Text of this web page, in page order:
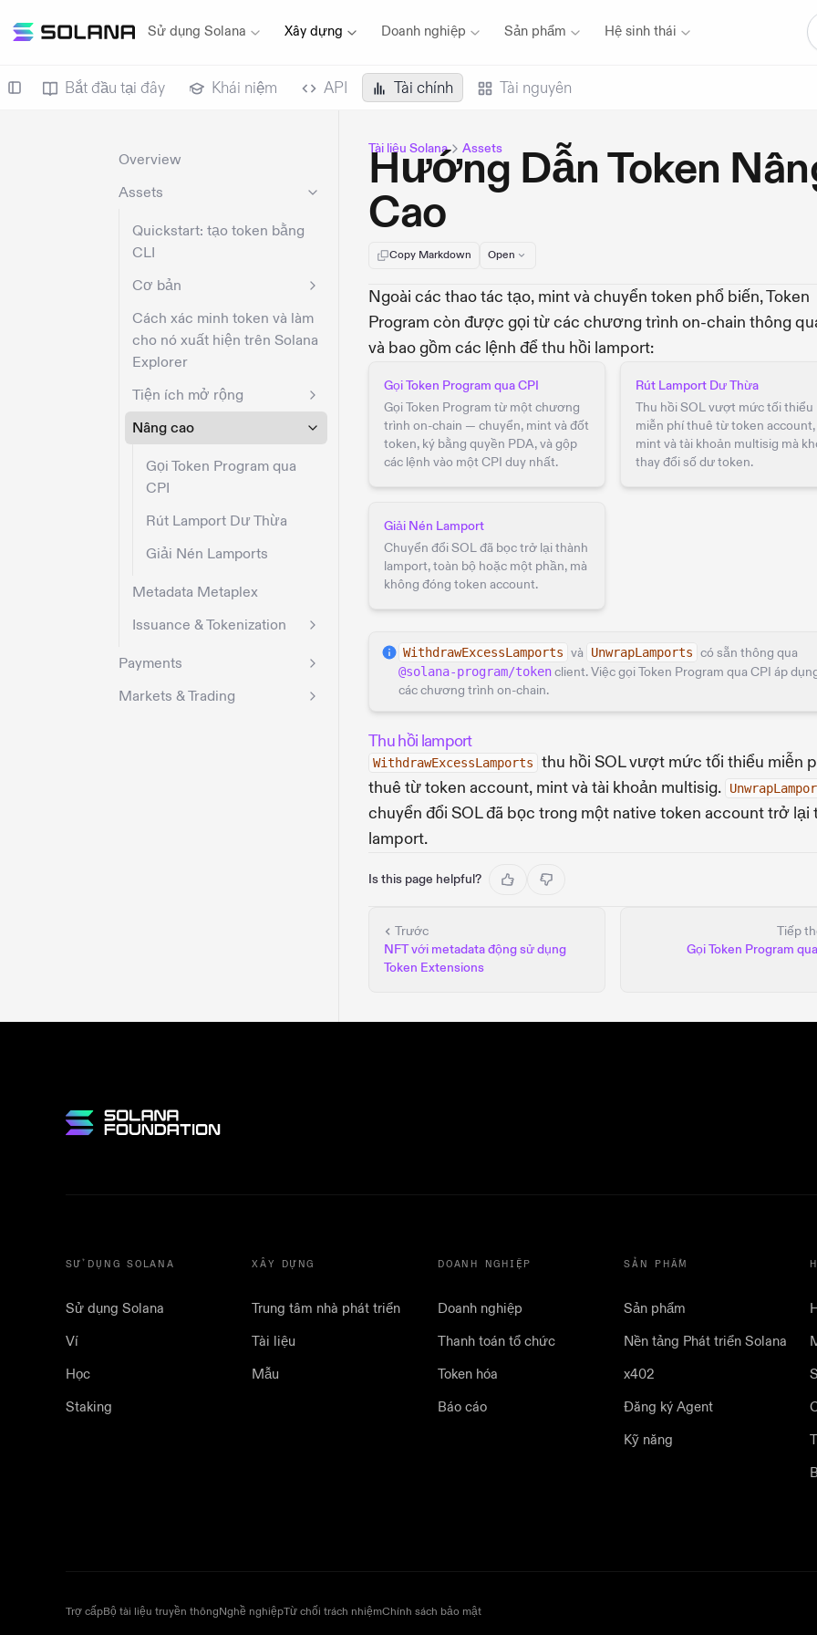
Sử dụng Solana Xây dựng Doanh nghiệp Sản phẩm Hệ sinh thái
Bắt đầu tại đây Khái niệm API Tài chính Tài nguyên
Overview
Assets
Quickstart: tạo token bằng
CLI
Cơ bản
Cách xác minh token và làm
cho nó xuất hiện trên Solana
Explorer
Tiện ích mở rộng
Nâng cao
Gọi Token Program qua
CPI
Rút Lamport Dư Thừa
Giải Nén Lamports
Metadata Metaplex
Issuance & Tokenization
Payments
Markets & Trading
Tài liệu Solana Assets
Hướng Dẫn Token
Cao
Copy Markdown Open
Ngoài các thao tác tạo, mint và chuyển token phổ biến, Token
Program còn được gọi từ các chương trình on-chain thông
và bao gồm các lệnh để thu hồi lamport:
Gọi Token Program qua CPI
Gọi Token Program từ một chương
trình on-chain — chuyển, mint và đốt
token, ký bằng quyền PDA, và gộp
các lệnh vào một CPI duy nhất.
Rút Lamport Dư Thừa
Thu hồi SOL vượt mức tối thiểu
miễn phí thuê từ token account,
mint và tài khoản multisig mà
thay đổi số dư token.
Giải Nén Lamport
Chuyển đổi SOL đã bọc trở lại thành
lamport, toàn bộ hoặc một phần, mà
không đóng token account.
WithdrawExcessLamports và UnwrapLamports có sẵn thông qua
@solana-program/tokenclient. Việc gọi Token Program qua CPI áp
các chương trình on-chain.
Thu hồi lamport
WithdrawExcessLamports
thu hồi SOL vượt mức tối thiểu miễn
thuê từ token account, mint và tài khoản multisig.
chuyển đổi SOL đã bọc trong một native token account trở lại
lamport.
Is this page helpful?
Trước
NFT với metadata động sử dụng
Token Extensions
Tiếp
Gọi Token Program
SỬ DỤNG SOLANA
Sử dụng Solana
Ví
Học
Staking
XÂY DỰNG
Trung tâm nhà phát triển
Tài liệu
Mẫu
DOANH NGHIỆP
Doanh nghiệp
Thanh toán tổ chức
Token hóa
Báo cáo
SẢN PHẨM
Sản phẩm
Nền tảng Phát triển Solana
x402
Đăng ký Agent
Kỹ năng
Trợ cấpBộ tài liệu truyền thôngNghề nghiệpTừ chối trách nhiệmChính sách bảo mật